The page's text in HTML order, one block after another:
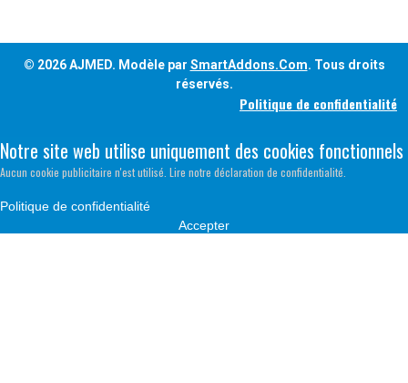
© 2026 AJMED. Modèle par SmartAddons.Com. Tous droits
réservés.
Politique de confidentialité
Notre site web utilise uniquement des cookies fonctionnels
Aucun cookie publicitaire n'est utilisé. Lire notre déclaration de confidentialité.
Politique de confidentialité
Accepter